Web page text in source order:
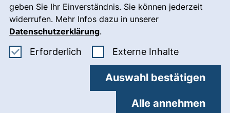
geben Sie Ihr Einverständnis. Sie können jederzeit
widerrufen. Mehr Infos dazu in unserer
Datenschutzerklärung.
Erforderlich Erforderliche Cookies akzeptieren
Externe Inhalte: Externe
Auswahl bestätigen
Alle annehmen
Notfall(externer Link, öffnet
Impressum
Barrierefreiheit
Datenschutz